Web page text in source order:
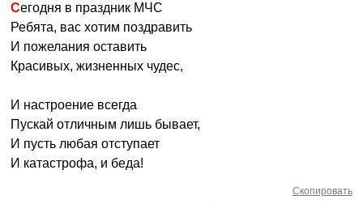
Сегодня в праздник МЧС
Ребята, вас хотим поздравить
И пожелания оставить
Красивых, жизненных чудес,
И настроение всегда
Пускай отличным лишь бывает,
И пусть любая отступает
И катастрофа, и беда!
Скопировать